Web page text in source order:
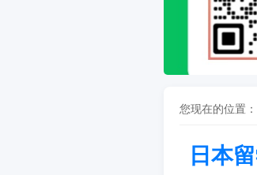
您现在的位置：
日本